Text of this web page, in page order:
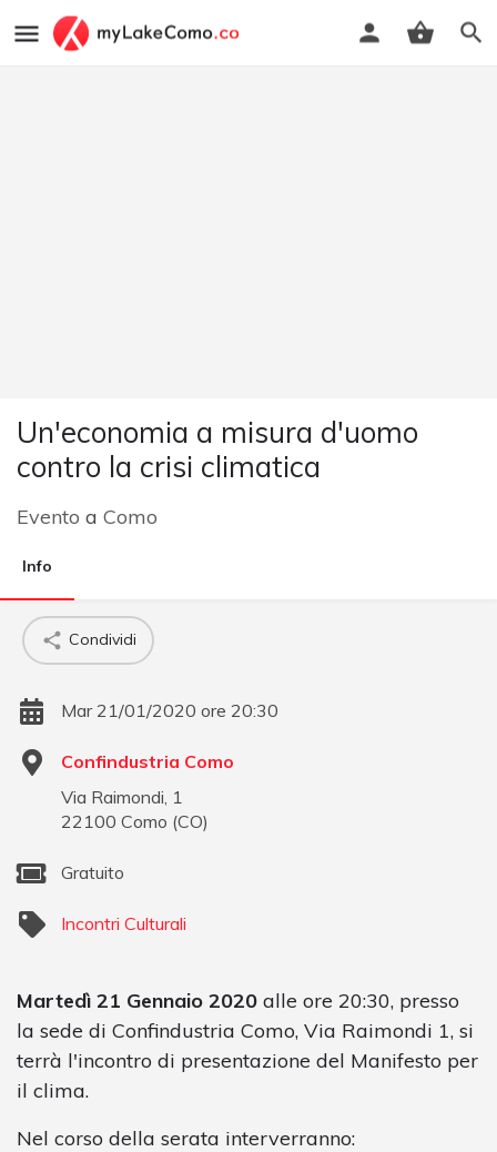
Un'economia a misura d'uomo
contro la crisi climatica
Evento a Como
Info
Condividi
Mar 21/01/2020 ore 20:30
Confindustria Como
Via Raimondi, 1
22100 Como (CO)
Gratuito
Incontri Culturali
Martedì 21 Gennaio 2020 alle ore 20:30, presso
la sede di Confindustria Como, Via Raimondi 1, si
terrà l'incontro di presentazione del Manifesto per
il clima.
Nel corso della serata interverranno: